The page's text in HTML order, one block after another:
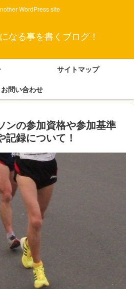
WordPress site
なる事を書くブログ！
サイトマップ
お問い合わせ
ンの参加資格や参加基準
記録について！